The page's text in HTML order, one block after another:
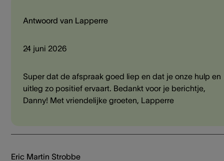
Antwoord van Lapperre
24 juni 2026
Super dat de afspraak goed liep en dat je onze hulp en
uitleg zo positief ervaart. Bedankt voor je berichtje,
Danny! Met vriendelijke groeten, Lapperre
Eric Martin Strobbe